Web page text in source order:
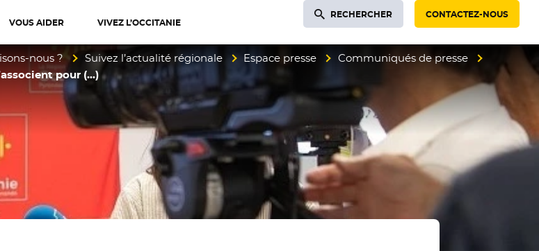
VOUS AIDER VIVEZ L’OCCITANIE
RECHERCHER CONTACTEZ-NOUS
nous ? Suivez l’actualité régionale Espace presse
Communiqués de presse
pour (…)